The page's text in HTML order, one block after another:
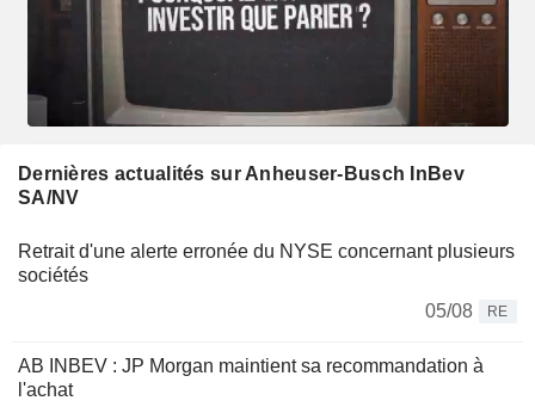
Dernières actualités sur Anheuser-Busch InBev
SA/NV
Retrait d'une alerte erronée du NYSE concernant plusieurs
sociétés
05/08
RE
AB INBEV : JP Morgan maintient sa recommandation à
l'achat